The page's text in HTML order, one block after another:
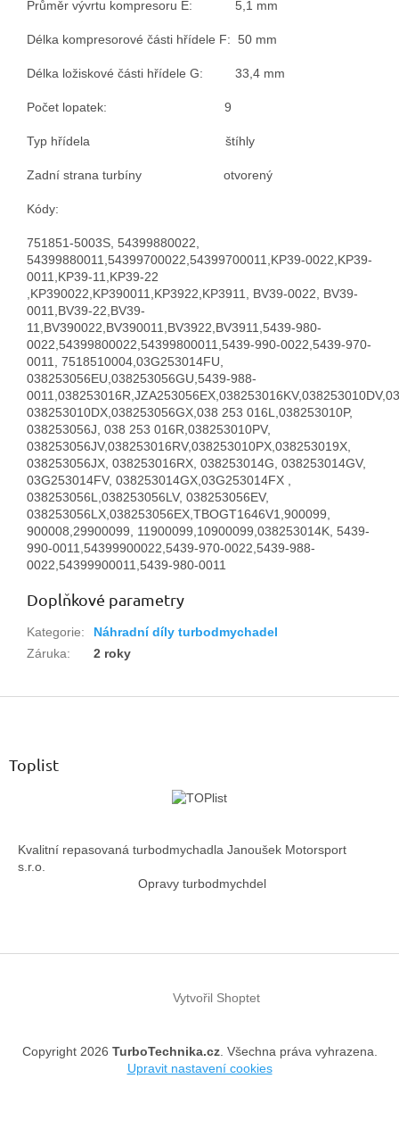
Průměr vývrtu kompresoru E: 5,1 mm
Délka kompresorové části hřídele F: 50 mm
Délka ložiskové části hřídele G: 33,4 mm
Počet lopatek: 9
Typ hřídela štíhly
Zadní strana turbíny otvorený
Kódy:
751851-5003S, 54399880022,
54399880011,54399700022,54399700011,KP39-0022,KP39-
0011,KP39-11,KP39-22
,KP390022,KP390011,KP3922,KP3911, BV39-0022, BV39-
0011,BV39-22,BV39-
11,BV390022,BV390011,BV3922,BV3911,5439-980-
0022,54399800022,54399800011,5439-990-0022,5439-970-
0011, 7518510004,03G253014FU,
038253056EU,038253056GU,5439-988-
038253010DX,038253056GX,038 253 016L,038253010P,
038253056J, 038 253 016R,038253010PV,
038253056JV,038253016RV,038253010PX,038253019X,
038253056JX, 038253016RX, 038253014G, 038253014GV,
03G253014FV, 038253014GX,03G253014FX ,
038253056L,038253056LV, 038253056EV,
038253056LX,038253056EX,TBOGT1646V1,900099,
900008,29900099, 11900099,10900099,038253014K, 5439-
990-0011,54399900022,5439-970-0022,5439-988-
0022,54399900011,5439-980-0011
Doplňkové parametry
Kategorie:
Náhradní díly turbodmychadel
Záruka: 2 roky
Z
Toplist
Kvalitní repasovaná turbodmychadla Janoušek Motorsport
s.r.o.
Opravy turbodmychdel
Vytvořil Shoptet
Copyright 2026 TurboTechnika.cz. Všechna práva vyhrazena.
Upravit nastavení cookies